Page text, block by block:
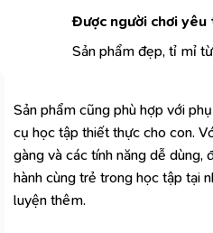
Được người chơi yêu
Sản phẩm đẹp, tỉ mỉ
Sản phẩm cũng phù hợp với
cụ học tập thiết thực cho con.
gàng và các tính năng dễ dùng,
hành cùng trẻ trong học tập tại
luyện thêm.